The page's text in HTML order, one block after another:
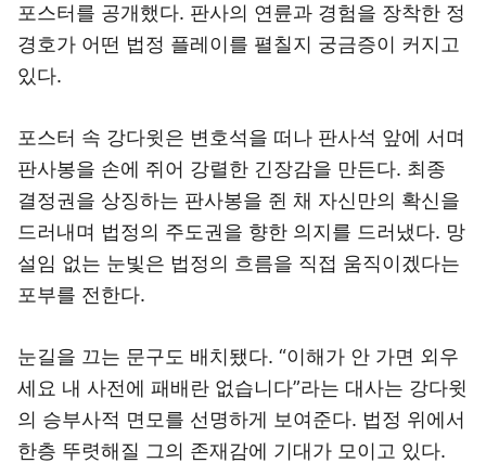
포스터를 공개했다. 판사의 연륜과 경험을 장착한 정
경호가 어떤 법정 플레이를 펼칠지 궁금증이 커지고
있다.
포스터 속 강다윗은 변호석을 떠나 판사석 앞에 서며
판사봉을 손에 쥐어 강렬한 긴장감을 만든다. 최종
결정권을 상징하는 판사봉을 쥔 채 자신만의 확신을
드러내며 법정의 주도권을 향한 의지를 드러냈다. 망
설임 없는 눈빛은 법정의 흐름을 직접 움직이겠다는
포부를 전한다.
눈길을 끄는 문구도 배치됐다. “이해가 안 가면 외우
세요 내 사전에 패배란 없습니다”라는 대사는 강다윗
의 승부사적 면모를 선명하게 보여준다. 법정 위에서
한층 뚜렷해질 그의 존재감에 기대가 모이고 있다.